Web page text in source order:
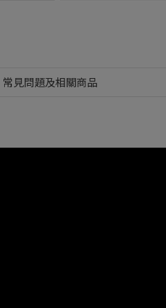
常見問題及相關商品